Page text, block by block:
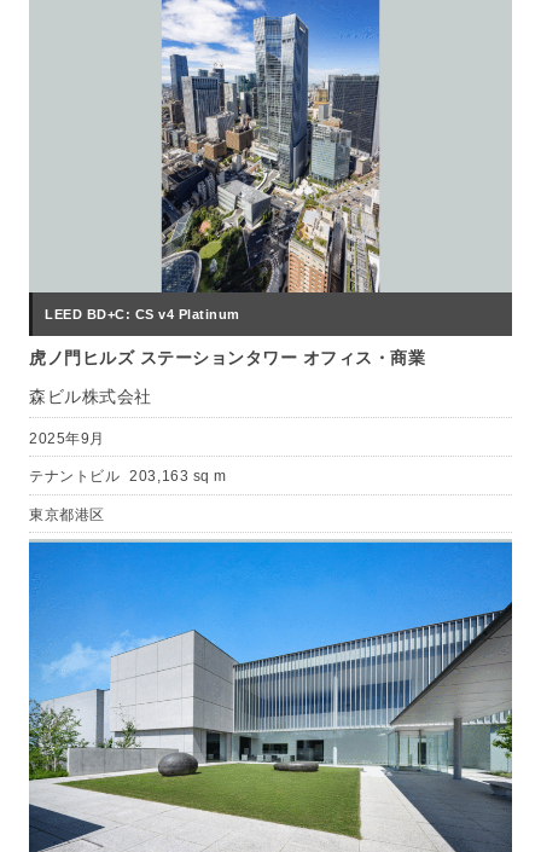
LEED BD+C: CS v4 Platinum
虎ノ門ヒルズ ステーションタワー オフィス・商業
森ビル株式会社
2025年9月
テナントビル 203,163 sq m
東京都港区